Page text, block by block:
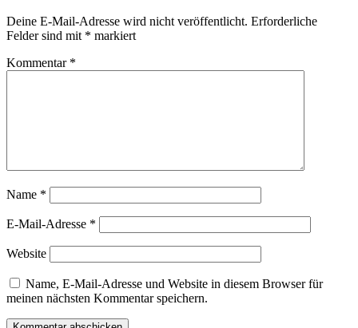
Deine E-Mail-Adresse wird nicht veröffentlicht. Erforderliche
Felder sind mit * markiert
Kommentar *
Name *
E-Mail-Adresse *
Website
Name, E-Mail-Adresse und Website in diesem Browser für
meinen nächsten Kommentar speichern.